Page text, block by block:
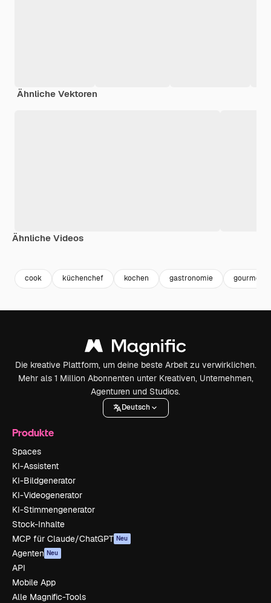
Ähnliche Vektoren
Ähnliche Videos
cook küchenchef kochen gastronomie gourmet
Die kreative Plattform, um deine beste Arbeit zu verwirklichen.
Mehr als 1 Million Abonnenten unter Kreativen, Unternehmen,
Agenturen und Studios.
Deutsch
Produkte
Spaces
KI-Assistent
KI-Bildgenerator
KI-Videogenerator
KI-Stimmengenerator
Stock-Inhalte
MCP für Claude/ChatGPT Neu
Agenten Neu
API
Mobile App
Alle Magnific-Tools